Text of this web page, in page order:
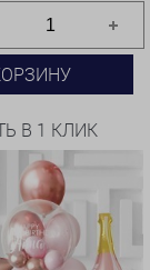
В 1 КЛИК